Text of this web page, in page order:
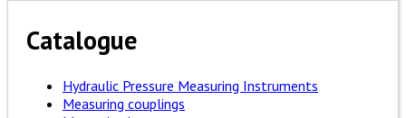
Catalogue
Hydraulic Pressure Measuring Instruments
Measuring couplings